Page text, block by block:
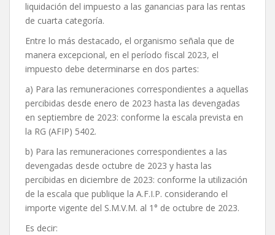
liquidación del impuesto a las ganancias para las rentas
de cuarta categoría.
Entre lo más destacado, el organismo señala que de
manera excepcional, en el período fiscal 2023, el
impuesto debe determinarse en dos partes:
a) Para las remuneraciones correspondientes a aquellas
percibidas desde enero de 2023 hasta las devengadas
en septiembre de 2023: conforme la escala prevista en
la RG (AFIP) 5402.
b) Para las remuneraciones correspondientes a las
devengadas desde octubre de 2023 y hasta las
percibidas en diciembre de 2023: conforme la utilización
de la escala que publique la A.F.I.P. considerando el
importe vigente del S.M.V.M. al 1° de octubre de 2023.
Es decir: